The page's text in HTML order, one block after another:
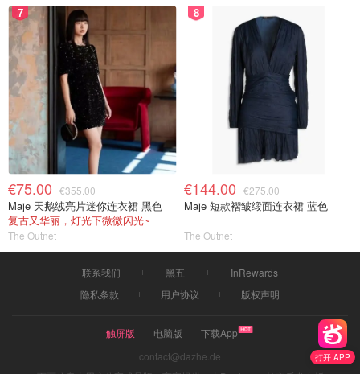
打开 APP
7
€75.00 €355.00
Maje 天鹅绒亮片迷你连衣裙 黑色
复古又华丽，灯光下微微闪光~
The Outnet
8
€144.00 €275.00
Maje 短款褶皱缎面连衣裙 蓝色
The Outnet
联系我们 黑五
InRewards
隐私条款
用户协议 版权声明
触屏版 电脑版
下载App
contact@dazhe.de